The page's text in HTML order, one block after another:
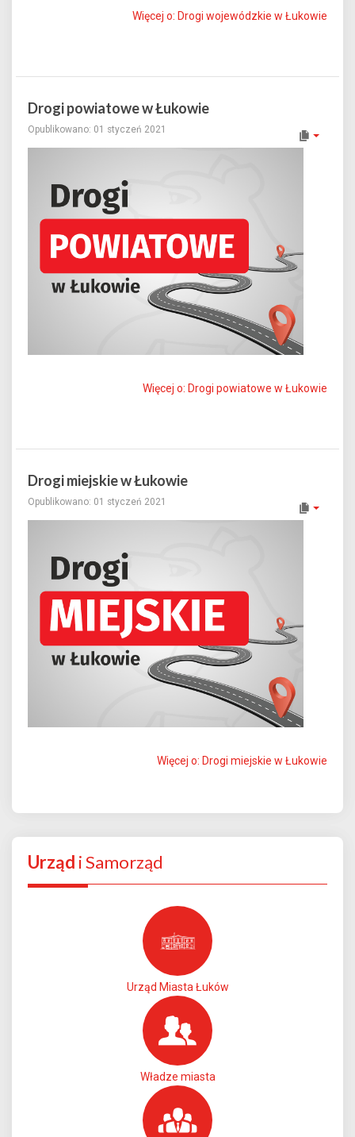
Więcej o: Drogi wojewódzkie w Łukowie
Drogi powiatowe w Łukowie
Opublikowano: 01 styczeń 2021
Więcej o: Drogi powiatowe w Łukowie
Drogi miejskie w Łukowie
Opublikowano: 01 styczeń 2021
Więcej o: Drogi miejskie w Łukowie
Urząd i Samorząd
Urząd Miasta Łuków
Władze miasta